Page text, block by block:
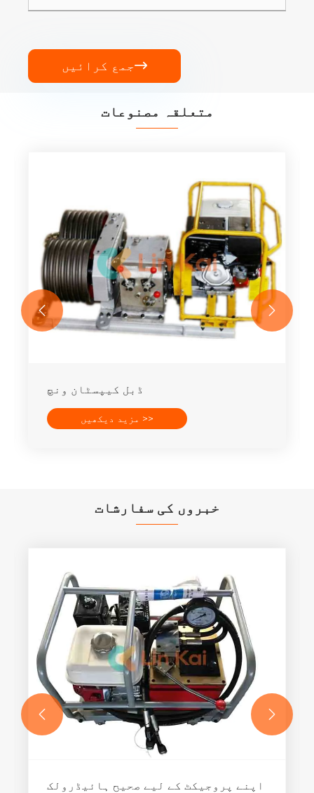
جمع کرائیں
متعلقہ مصنوعات
ڈبل کیپسٹان ونچ
مزید دیکھیں >>
 
خبروں کی سفارشات
اپنے پروجیکٹ کے لیے صحیح ہائیڈرولک
 